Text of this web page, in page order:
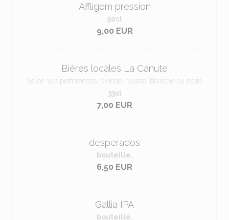
Affligem pression
9,00 EUR
50cl
Bières locales La Canute
Selon vos préférences, blonde, rousse, blanche ou noire
7,00 EUR
33cl
desperados
6,50 EUR
bouteille.
Gallia IPA
bouteille.